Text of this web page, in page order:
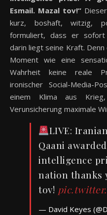
Esmail. Mazal tov!“Dieser
kurz, boshaft, witzig,
formuliert, dass er sofort
darin liegt seine Kraft.
Moment wie eine
Wahrheit keine reale
ironischer Social-Media-
einem Klima aus
Verunsicherung maximale
LIVE:
Qaani
intelligence
nation thanks
tov!
— David Keyes